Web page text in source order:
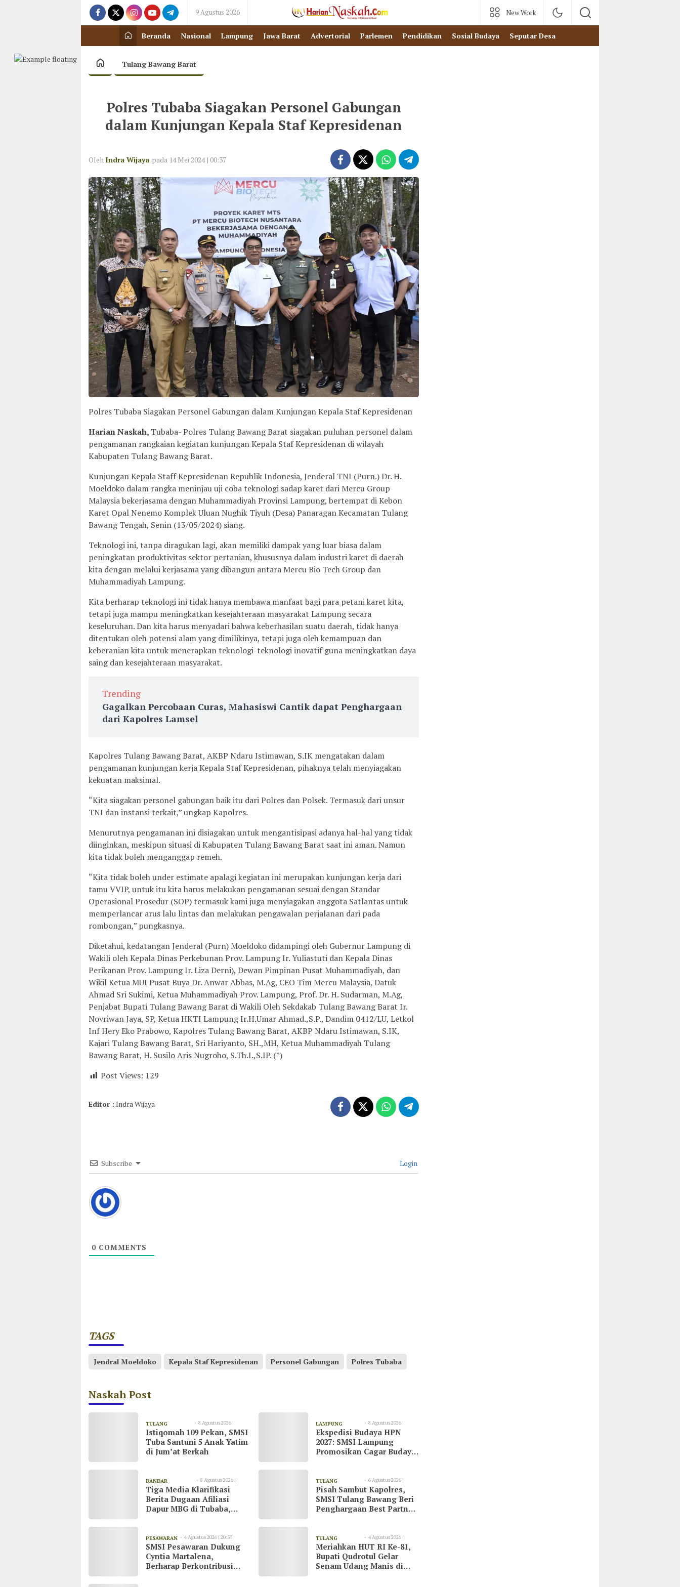
9 Agustus 2026 New Work
Beranda Nasional Lampung Jawa Barat Advertorial Parlemen Pendidikan Sosial Budaya Seputar Desa
Tulang Bawang Barat
Polres Tubaba Siagakan Personel Gabungan
dalam Kunjungan Kepala Staf Kepresidenan
Oleh Indra Wijaya pada 14 Mei 2024 | 00:37
Polres Tubaba Siagakan Personel Gabungan dalam Kunjungan Kepala Staf Kepresidenan
Harian Naskah, Tubaba- Polres Tulang Bawang Barat siagakan puluhan personel dalam
pengamanan rangkaian kegiatan kunjungan Kepala Staf Kepresidenan di wilayah
Kabupaten Tulang Bawang Barat.
Kunjungan Kepala Staff Kepresidenan Republik Indonesia, Jenderal TNI (Purn.) Dr. H.
Moeldoko dalam rangka meninjau uji coba teknologi sadap karet dari Mercu Group
Malaysia bekerjasama dengan Muhammadiyah Provinsi Lampung, bertempat di Kebon
Karet Opal Nenemo Komplek Uluan Nughik Tiyuh (Desa) Panaragan Kecamatan Tulang
Bawang Tengah, Senin (13/05/2024) siang.
Teknologi ini, tanpa diragukan lagi, akan memiliki dampak yang luar biasa dalam
peningkatan produktivitas sektor pertanian, khususnya dalam industri karet di daerah
kita dengan melalui kerjasama yang dibangun antara Mercu Bio Tech Group dan
Muhammadiyah Lampung.
Kita berharap teknologi ini tidak hanya membawa manfaat bagi para petani karet kita,
tetapi juga mampu meningkatkan kesejahteraan masyarakat Lampung secara
keseluruhan. Dan kita harus menyadari bahwa keberhasilan suatu daerah, tidak hanya
ditentukan oleh potensi alam yang dimilikinya, tetapi juga oleh kemampuan dan
keberanian kita untuk menerapkan teknologi-teknologi inovatif guna meningkatkan daya
saing dan kesejahteraan masyarakat.
Trending
Gagalkan Percobaan Curas, Mahasiswi Cantik dapat Penghargaan
dari Kapolres Lamsel
Kapolres Tulang Bawang Barat, AKBP Ndaru Istimawan, S.IK mengatakan dalam
pengamanan kunjungan kerja Kepala Staf Kepresidenan, pihaknya telah menyiagakan
kekuatan maksimal.
“Kita siagakan personel gabungan baik itu dari Polres dan Polsek. Termasuk dari unsur
TNI dan instansi terkait,” ungkap Kapolres.
Menurutnya pengamanan ini disiagakan untuk mengantisipasi adanya hal-hal yang tidak
diinginkan, meskipun situasi di Kabupaten Tulang Bawang Barat saat ini aman. Namun
kita tidak boleh menganggap remeh.
“Kita tidak boleh under estimate apalagi kegiatan ini merupakan kunjungan kerja dari
tamu VVIP, untuk itu kita harus melakukan pengamanan sesuai dengan Standar
Operasional Prosedur (SOP) termasuk kami juga menyiagakan anggota Satlantas untuk
memperlancar arus lalu lintas dan melakukan pengawalan perjalanan dari pada
rombongan,” pungkasnya.
Diketahui, kedatangan Jenderal (Purn) Moeldoko didampingi oleh Gubernur Lampung di
Wakili oleh Kepala Dinas Perkebunan Prov. Lampung Ir. Yuliastuti dan Kepala Dinas
Perikanan Prov. Lampung Ir. Liza Derni), Dewan Pimpinan Pusat Muhammadiyah, dan
Wikil Ketua MUI Pusat Buya Dr. Anwar Abbas, M.Ag, CEO Tim Mercu Malaysia, Datuk
Ahmad Sri Sukimi, Ketua Muhammadiyah Prov. Lampung, Prof. Dr. H. Sudarman, M.Ag,
Penjabat Bupati Tulang Bawang Barat di Wakili Oleh Sekdakab Tulang Bawang Barat Ir.
Novriwan Jaya, SP, Ketua HKTI Lampung Ir.H.Umar Ahmad.,S.P., Dandim 0412/LU, Letkol
Inf Hery Eko Prabowo, Kapolres Tulang Bawang Barat, AKBP Ndaru Istimawan, S.IK,
Kajari Tulang Bawang Barat, Sri Hariyanto, SH.,MH, Ketua Muhammadiyah Tulang
Bawang Barat, H. Susilo Aris Nugroho, S.Th.I.,S.IP. (*)
Post Views: 129
Editor : Indra Wijaya
Subscribe Login
0 COMMENTS
TAGS
Jendral Moeldoko Kepala Staf Kepresidenan Personel Gabungan Polres Tubaba
Naskah Post
TULANG
BAWANG
8 Agustus 2026 |
09:23
Istiqomah 109 Pekan, SMSI
Tuba Santuni 5 Anak Yatim
di Jum’at Berkah
LAMPUNG
TIMUR
8 Agustus 2026 |
09:20
Ekspedisi Budaya HPN
2027: SMSI Lampung
Promosikan Cagar Budaya
BANDAR
LAMPUNG
8 Agustus 2026 |
09:15
Tiga Media Klarifikasi
Berita Dugaan Afiliasi
Dapur MBG di Tubaba,
Jurnalistik
TULANG
BAWANG
6 Agustus 2026 |
08:55
Pisah Sambut Kapolres,
SMSI Tulang Bawang Beri
Penghargaan Best Partner
PESAWARAN 4 Agustus 2026 | 20:57
SMSI Pesawaran Dukung
Cyntia Martalena,
Berharap Berkontribusi
TULANG
BAWANG
4 Agustus 2026 |
20:51
Meriahkan HUT RI Ke-81,
Bupati Qudrotul Gelar
Senam Udang Manis di